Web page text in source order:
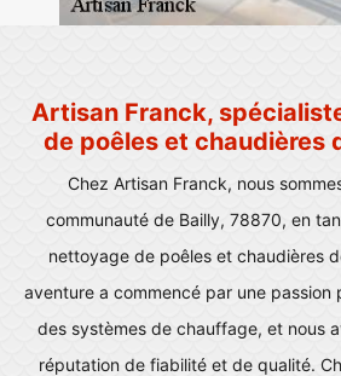
Artisan Franck,
de poêles et chaudières
Chez Artisan Franck, nous
communauté de Bailly, 78870, en
nettoyage de poêles et chaudières
aventure a commencé par une passion
des systèmes de chauffage, et nous
réputation de fiabilité et de qualité.